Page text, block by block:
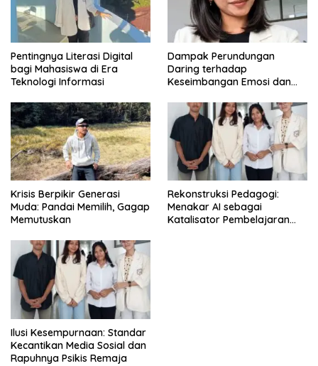
Pentingnya Literasi Digital
bagi Mahasiswa di Era
Teknologi Informasi
Dampak Perundungan
Daring terhadap
Keseimbangan Emosi dan
Krisis Berpikir Generasi
Muda: Pandai Memilih, Gagap
Memutuskan
Rekonstruksi Pedagogi:
Menakar AI sebagai
Katalisator Pembelajaran
Ilusi Kesempurnaan: Standar
Kecantikan Media Sosial dan
Rapuhnya Psikis Remaja